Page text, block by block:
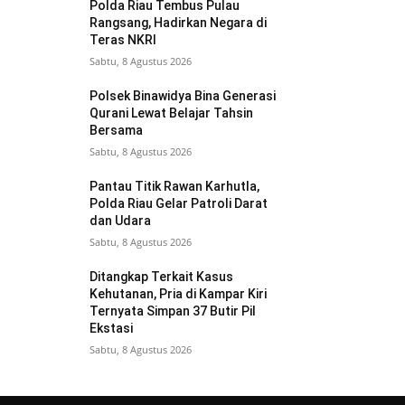
Polda Riau Tembus Pulau
Rangsang, Hadirkan Negara di
Teras NKRI
Sabtu, 8 Agustus 2026
Polsek Binawidya Bina Generasi
Qurani Lewat Belajar Tahsin
Bersama
Sabtu, 8 Agustus 2026
Pantau Titik Rawan Karhutla,
Polda Riau Gelar Patroli Darat
dan Udara
Sabtu, 8 Agustus 2026
Ditangkap Terkait Kasus
Kehutanan, Pria di Kampar Kiri
Ternyata Simpan 37 Butir Pil
Ekstasi
Sabtu, 8 Agustus 2026